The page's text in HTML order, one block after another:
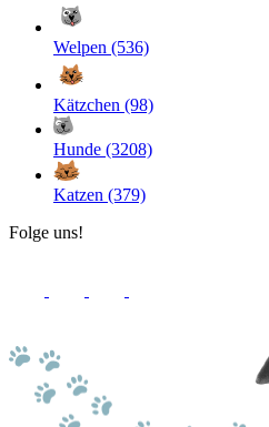
Welpen (536)
Kätzchen (98)
Hunde (3208)
Katzen (379)
Folge uns!